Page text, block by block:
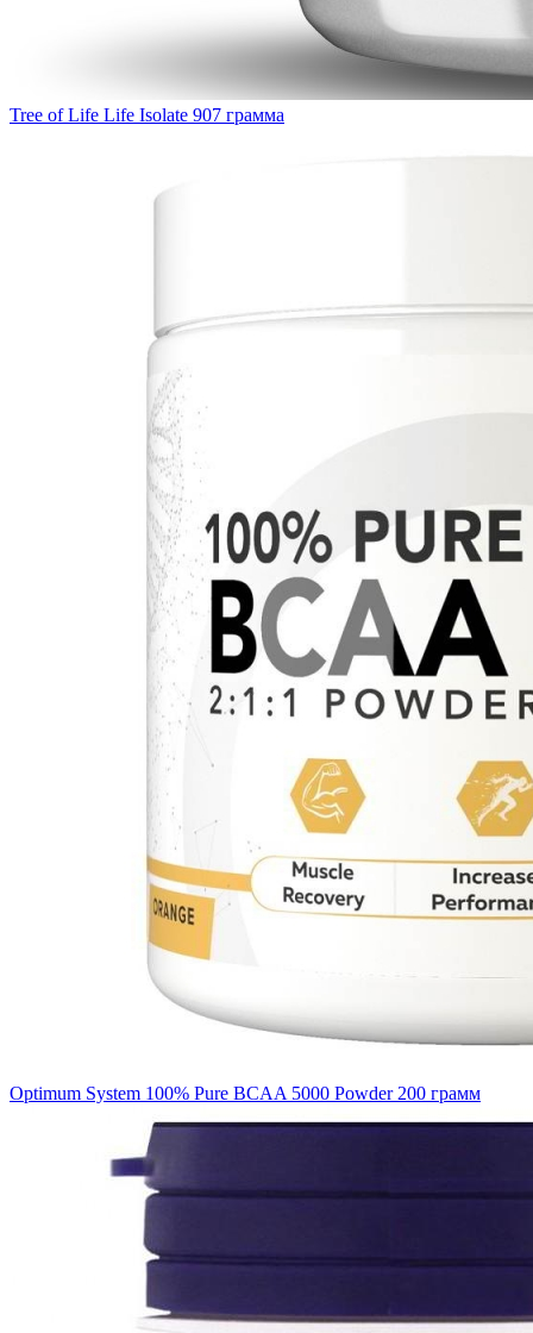
Tree of Life Life Isolate 907 грамма
Optimum System 100% Pure BCAA 5000 Powder 200 грамм